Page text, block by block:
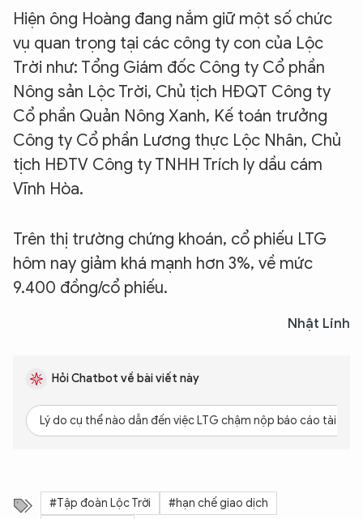
Hiện ông Hoàng đang nắm giữ một số chức
vụ quan trọng tại các công ty con của Lộc
Trời như: Tổng Giám đốc Công ty Cổ phần
Nông sản Lộc Trời, Chủ tịch HĐQT Công ty
Cổ phần Quản Nông Xanh, Kế toán trưởng
Công ty Cổ phần Lương thực Lộc Nhân, Chủ
tịch HĐTV Công ty TNHH Trích ly dầu cám
Vĩnh Hòa.
Trên thị trường chứng khoán, cổ phiếu LTG
hôm nay giảm khá mạnh hơn 3%, về mức
9.400 đồng/cổ phiếu.
Nhật Linh
Hỏi Chatbot về bài viết này
Lý do cụ thể nào dẫn đến việc LTG chậm nộp báo cáo tài
#Tập đoàn Lộc Trời
#hạn chế giao dịch